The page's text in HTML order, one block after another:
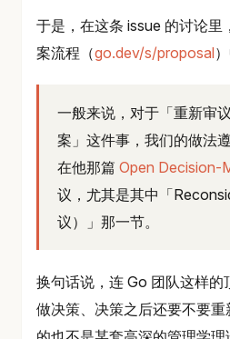
于是，在这条 issue 的讨论里
案流程（go.dev/s/proposal
一般来说，对于「重新审
案」这件事，我们的做法
在他那篇 Open Decision-
议，尤其是其中「
议）」那一节。
换句话说，连 Go 团队这样的
做决策、决策之后还要不要